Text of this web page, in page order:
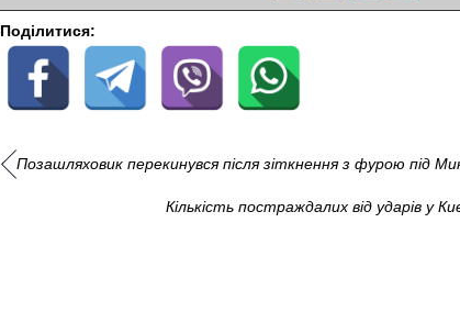
Поділитися:
Позашляховик перекинувся після зіткнення з фурою під
Кількість постраждалих від ударів у